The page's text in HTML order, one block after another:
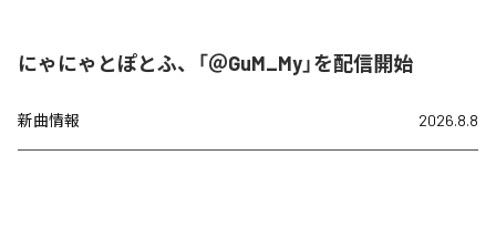
にゃにゃとぽとふ、「＠GuM_My」を配信開始
新曲情報 2026.8.8